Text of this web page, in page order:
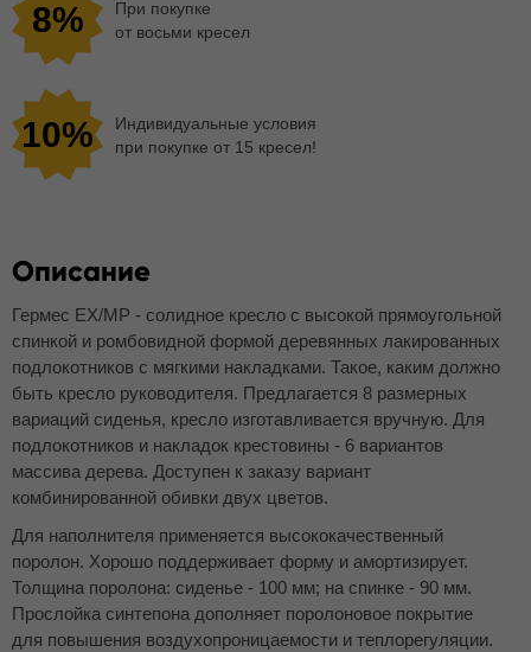
8%
При покупке
от восьми кресел
10%
Индивидуальные условия
при покупке от 15 кресел!
Описание
Гермес EX/MP - солидное кресло с высокой прямоугольной
спинкой и ромбовидной формой деревянных лакированных
подлокотников с мягкими накладками. Такое, каким должно
быть кресло руководителя. Предлагается 8 размерных
вариаций сиденья, кресло изготавливается вручную. Для
подлокотников и накладок крестовины - 6 вариантов
массива дерева. Доступен к заказу вариант
комбинированной обивки двух цветов.
Для наполнителя применяется высококачественный
поролон. Хорошо поддерживает форму и амортизирует.
Толщина поролона: сиденье - 100 мм; на спинке - 90 мм.
Прослойка синтепона дополняет поролоновое покрытие
для повышения воздухопроницаемости и теплорегуляции.